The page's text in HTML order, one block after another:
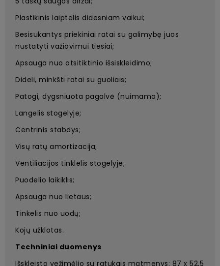
Plastikinis laiptelis didesniam vaikui;
Besisukantys priekiniai ratai su galimybę juos
nustatyti važiavimui tiesiai;
Apsauga nuo atsitiktinio išsiskleidimo;
Dideli, minkšti ratai su guoliais;
Patogi, dygsniuota pagalvė (nuimama);
Langelis stogelyje;
Centrinis stabdys;
Visų ratų amortizacija;
Ventiliacijos tinklelis stogelyje;
Puodelio laikiklis;
Apsauga nuo lietaus;
Tinkelis nuo uodų;
Kojų užklotas.
Techniniai duomenys
Išskleisto vežimėlio su ratukais matmenys: 87 x 52,5